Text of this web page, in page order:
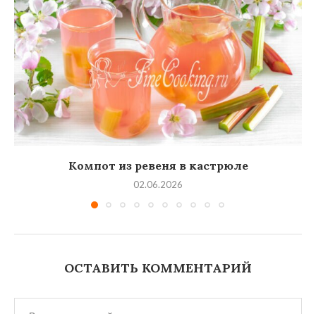
Компот из ревеня в кастрюле
02.06.2026
ОСТАВИТЬ КОММЕНТАРИЙ